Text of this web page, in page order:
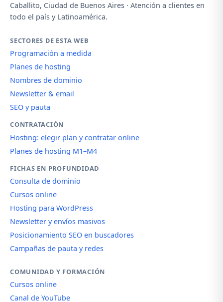
Caballito, Ciudad de Buenos Aires · Atención a clientes en
todo el país y Latinoamérica.
SECTORES DE ESTA WEB
Programación a medida
Planes de hosting
Nombres de dominio
Newsletter & email
SEO y pauta
CONTRATACIÓN
Hosting: elegir plan y contratar online
Planes de hosting M1–M4
FICHAS EN PROFUNDIDAD
Consulta de dominio
Cursos online
Hosting para WordPress
Newsletter y envíos masivos
Posicionamiento SEO en buscadores
Campañas de pauta y redes
COMUNIDAD Y FORMACIÓN
Cursos online
Canal de YouTube